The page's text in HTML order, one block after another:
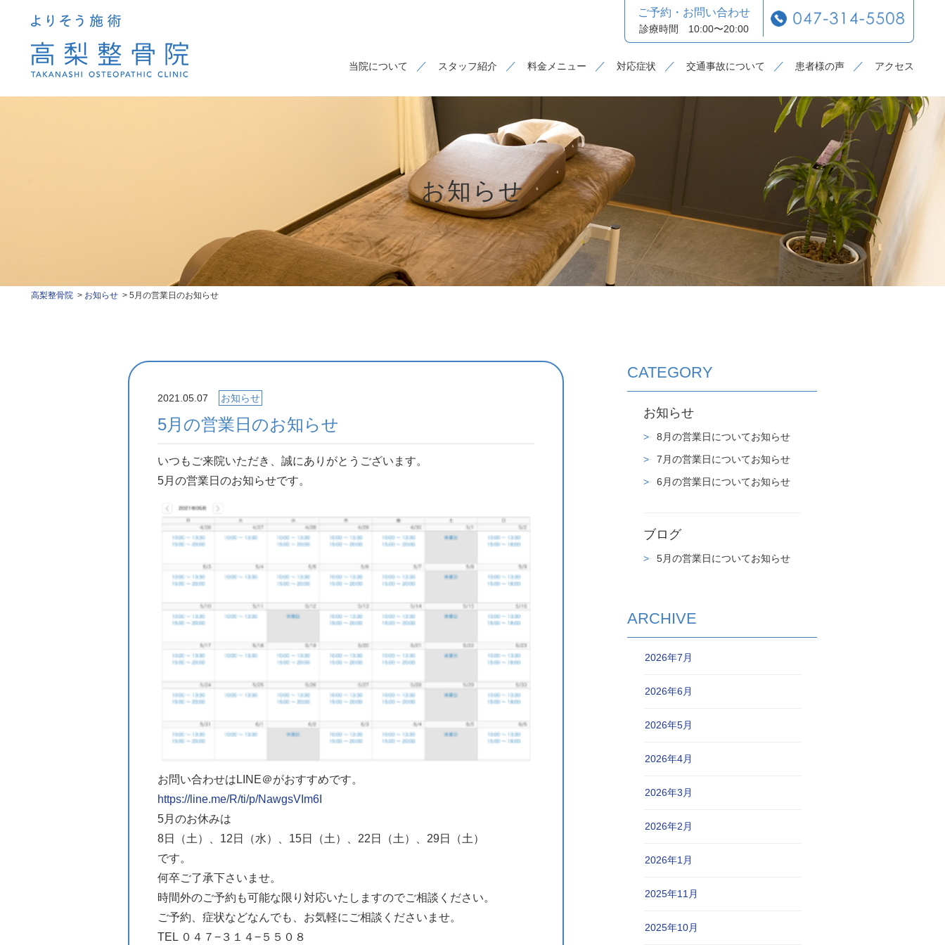
ご予約・お問い合わせ
診療時間 10:00〜20:00
当院について スタッフ紹介 料金メニュー 対応症状 交通事故について 患者様の声 アクセス
お知らせ
高梨整骨院 お知らせ 5月の営業日のお知らせ
2021.05.07 お知らせ
5月の営業日のお知らせ
いつもご来院いただき、誠にありがとうございます。
5月の営業日のお知らせです。
お問い合わせはLINE＠がおすすめです。
https://line.me/R/ti/p/NawgsVIm6I
5月のお休みは
8日（土）、12日（水）、15日（土）、22日（土）、29日（土）
です。
何卒ご了承下さいませ。
時間外のご予約も可能な限り対応いたしますのでご相談ください。
ご予約、症状などなんでも、お気軽にご相談くださいませ。
TEL ０４７−３１４−５５０８
CATEGORY
お知らせ
8月の営業日についてお知らせ
7月の営業日についてお知らせ
6月の営業日についてお知らせ
ブログ
5月の営業日についてお知らせ
ARCHIVE
2026年7月
2026年6月
2026年5月
2026年4月
2026年3月
2026年2月
2026年1月
2025年11月
2025年10月